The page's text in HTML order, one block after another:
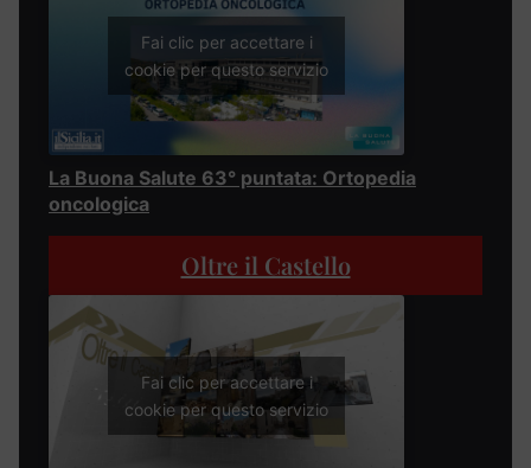
Fai clic per accettare i
cookie per questo servizio
La Buona Salute 63° puntata: Ortopedia
oncologica
Oltre il Castello
Fai clic per accettare i
cookie per questo servizio